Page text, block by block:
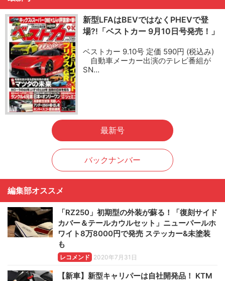
新型LFAはBEVではなくPHEVで登
場?!「ベストカー 9月10日号発売！」
ベストカー 9.10号 定価 590円 (税込み)
自動車メーカー出演のテレビ番組が
SN…
最新号
バックナンバー
編集部オススメ
「RZ250」初期型の外装が蘇る！「復刻サイド
カバー＆テールカウルセット」ニューパールホ
ワイト8万8000円で発売 ステッカー&未塗装
も
レコメンド 2020年7月31日
【新車】新型キャリパーは自社開発品！ KTM